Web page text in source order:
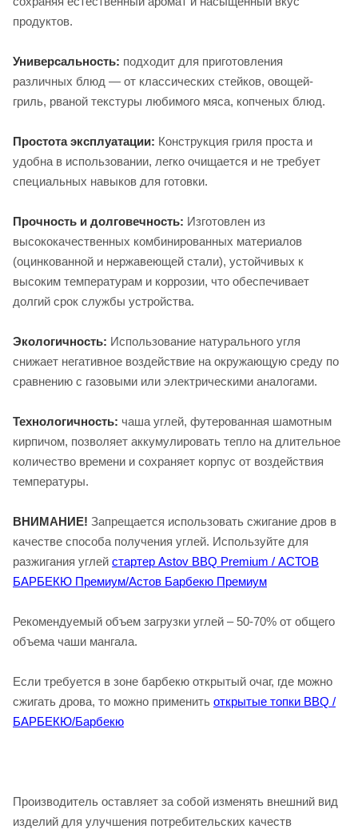
продуктов.
Универсальность: подходит для приготовления
различных блюд — от классических стейков, овощей-
гриль, рваной текстуры любимого мяса, копченых блюд.
Простота эксплуатации: Конструкция гриля проста и
удобна в использовании, легко очищается и не требует
специальных навыков для готовки.
Прочность и долговечность: Изготовлен из
высококачественных комбинированных материалов
(оцинкованной и нержавеющей стали), устойчивых к
высоким температурам и коррозии, что обеспечивает
долгий срок службы устройства.
Экологичность: Использование натурального угля
снижает негативное воздействие на окружающую среду по
сравнению с газовыми или электрическими аналогами.
Технологичность: чаша углей, футерованная шамотным
кирпичом, позволяет аккумулировать тепло на длительное
количество времени и сохраняет корпус от воздействия
температуры.
ВНИМАНИЕ! Запрещается использовать сжигание дров в
качестве способа получения углей. Используйте для
разжигания углей стартер Astov BBQ Premium / АСТОВ
БАРБЕКЮ Премиум/Астов Барбекю Премиум
Рекомендуемый объем загрузки углей – 50-70% от общего
объема чаши мангала.
Если требуется в зоне барбекю открытый очаг, где можно
сжигать дрова, то можно применить открытые топки BBQ /
БАРБЕКЮ/Барбекю
Производитель оставляет за собой изменять внешний вид
изделий для улучшения потребительских качеств